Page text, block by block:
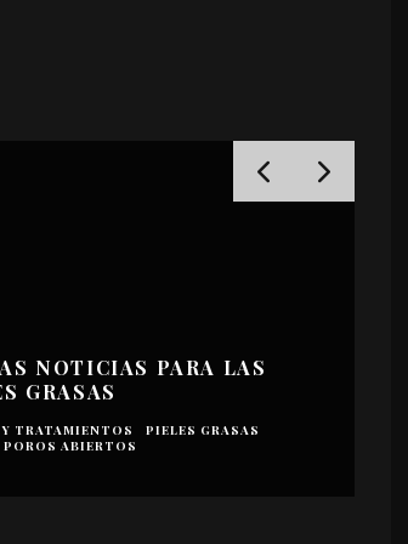
NOTICIAS PARA LAS
GRASAS
Y TRATAMIENTOS
PIELES GRASAS
POROS ABIERTOS